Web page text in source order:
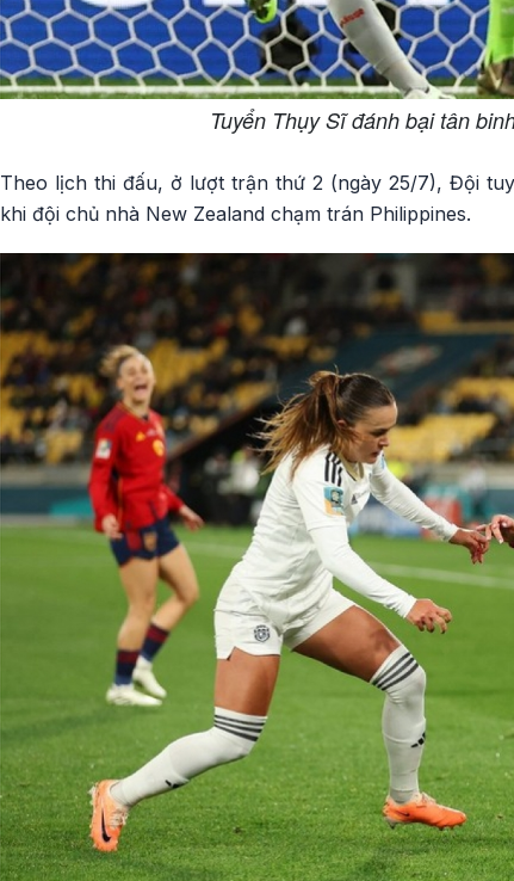
Tuyển Thụy Sĩ đánh bại tân
Theo lịch thi đấu, ở lượt trận thứ 2 (ngày 25/7), Đội
khi đội chủ nhà New Zealand chạm trán Philippines.